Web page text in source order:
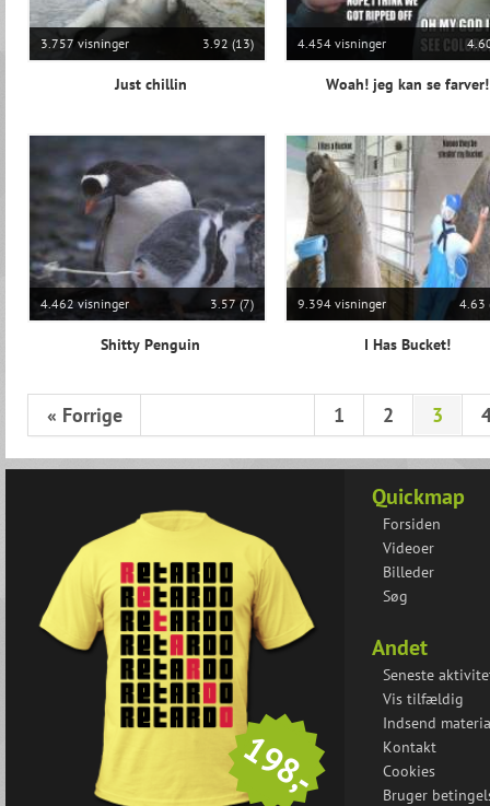
3.757 visninger 3.92 (13)
Just chillin
4.454 visninger
Woah! jeg kan se farver!
4.462 visninger 3.57 (7)
Shitty Penguin
9.394 visninger 4.63
I Has Bucket!
« Forrige 1 2 3
198,-
Quickmap
Forsiden
Videoer
Billeder
Søg
Andet
Seneste
Vis tilfældig
Indsend
Kontakt
Cookies
Bruger